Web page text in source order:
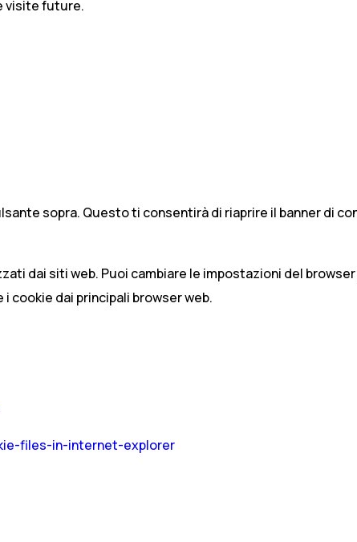
visite future.
sopra. Questo ti consentirà di riaprire il banner di
dai siti web. Puoi cambiare le impostazioni del
cookie dai principali browser web.
files-in-internet-explorer